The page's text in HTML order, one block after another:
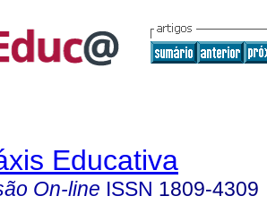
Educativa
On-line ISSN 1809-4309